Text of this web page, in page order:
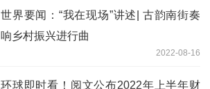
世界要闻：“我在现场”讲述| 古韵南街奏
响乡村振兴进行曲
2022-08-16
环球即时看！阅文公布2022年上半年财